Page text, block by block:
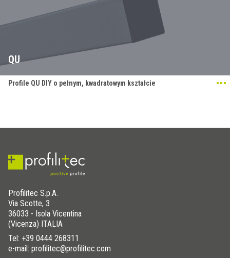
QU
Profile QU DIY o pełnym, kwadratowym kształcie
Profilitec S.p.A.
Via Scotte, 3
36033 - Isola Vicentina
(Vicenza) ITALIA
Tel: +39 0444 268311
e-mail: profilitec@profilitec.com